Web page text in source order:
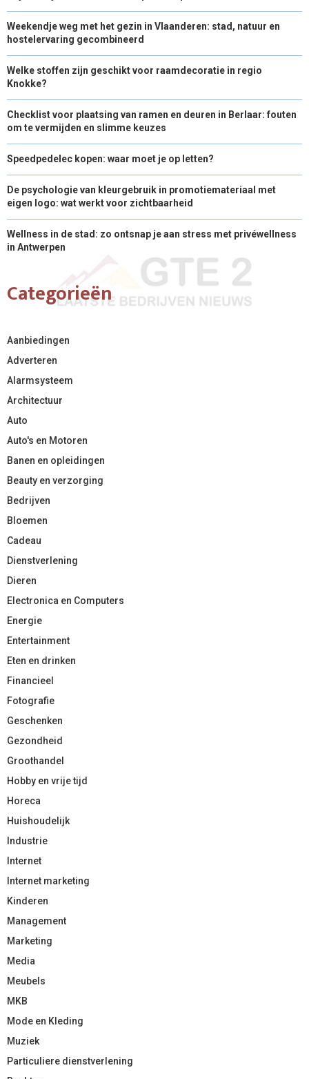
Weekendje weg met het gezin in Vlaanderen: stad, natuur en
hostelervaring gecombineerd
Welke stoffen zijn geschikt voor raamdecoratie in regio
Knokke?
Checklist voor plaatsing van ramen en deuren in Berlaar: fouten
om te vermijden en slimme keuzes
Speedpedelec kopen: waar moet je op letten?
De psychologie van kleurgebruik in promotiemateriaal met
eigen logo: wat werkt voor zichtbaarheid
Wellness in de stad: zo ontsnap je aan stress met privéwellness
in Antwerpen
Categorieën
Aanbiedingen
Adverteren
Alarmsysteem
Architectuur
Auto
Auto's en Motoren
Banen en opleidingen
Beauty en verzorging
Bedrijven
Bloemen
Cadeau
Dienstverlening
Dieren
Electronica en Computers
Energie
Entertainment
Eten en drinken
Financieel
Fotografie
Geschenken
Gezondheid
Groothandel
Hobby en vrije tijd
Horeca
Huishoudelijk
Industrie
Internet
Internet marketing
Kinderen
Management
Marketing
Media
Meubels
MKB
Mode en Kleding
Muziek
Particuliere dienstverlening